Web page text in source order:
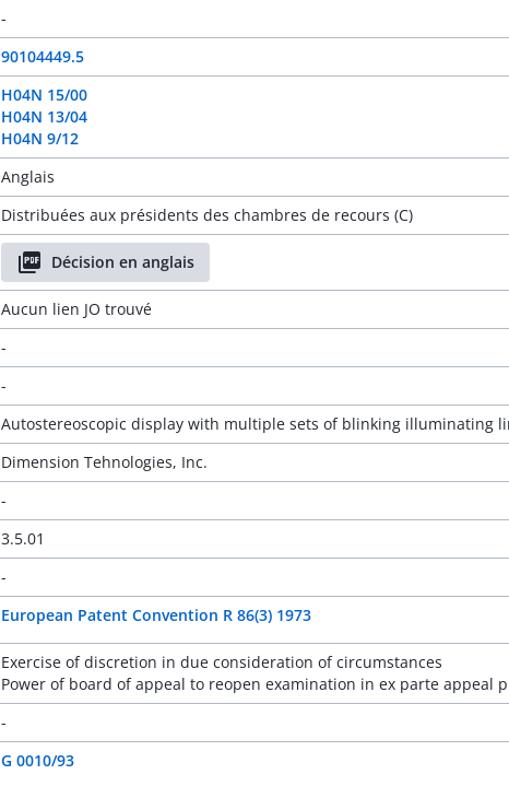
-
90104449.5
H04N 15/00
H04N 13/04
H04N 9/12
Anglais
Distribuées aux présidents des chambres de recours (C)
Décision en anglais
Aucun lien JO trouvé
-
-
Autostereoscopic display with multiple sets of blinking illuminating
Dimension Tehnologies, Inc.
-
3.5.01
-
European Patent Convention R 86(3) 1973
Exercise of discretion in due consideration of circumstances
Power of board of appeal to reopen examination in ex parte appeal
-
G 0010/93